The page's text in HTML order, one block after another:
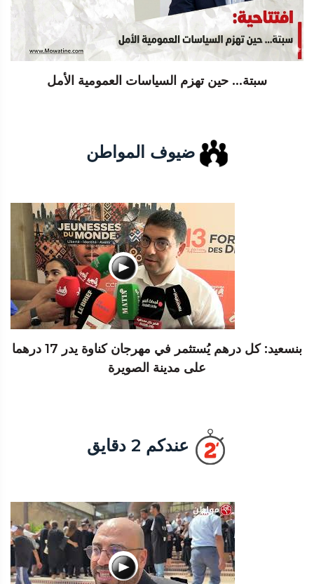
سبتة... حين تهزم السياسات العمومية الأمل
ضيوف المواطن
بنسعيد: كل درهم يُستثمر في مهرجان كناوة يدر 17 درهما
على مدينة الصويرة
عندكم 2 دقايق